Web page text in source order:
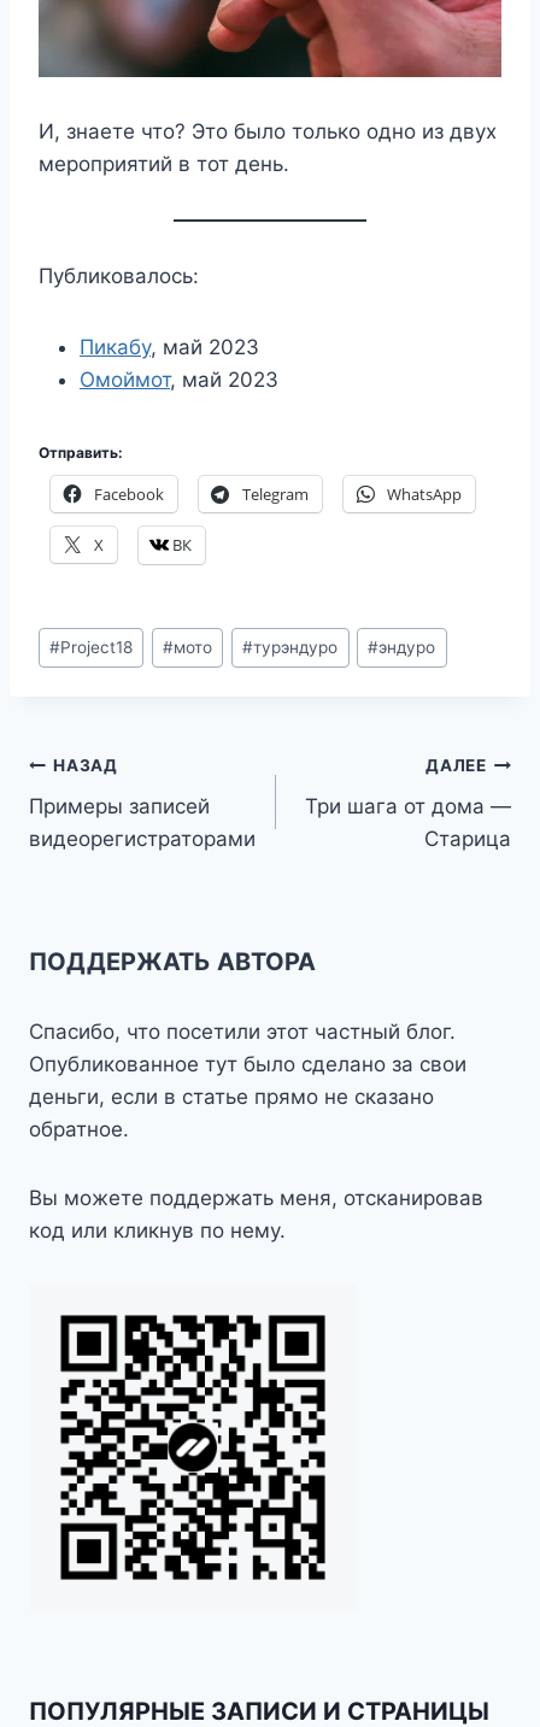
И, знаете что? Это было только одно из двух
мероприятий в тот день.
Публиковалось:
Пикабу, май 2023
Омоймот, май 2023
Отправить:
Facebook Telegram WhatsApp
X ВК
Метки
записи:
#Project18 #мото #турэндуро #эндуро
Навигация
по
НАЗАД
Примеры записей
видеорегистраторами
ДАЛЕЕ
Три шага от дома —
Старица
ПОДДЕРЖАТЬ АВТОРА
Спасибо, что посетили этот частный блог.
Опубликованное тут было сделано за свои
деньги, если в статье прямо не сказано
обратное.
Вы можете поддержать меня, отсканировав
код или кликнув по нему.
ПОПУЛЯРНЫЕ ЗАПИСИ И СТРАНИЦЫ